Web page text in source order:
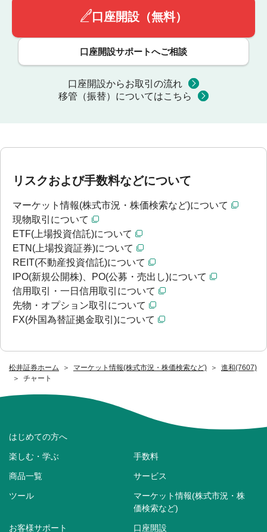
松井証券ホーム マーケット情報(株式市況・株価検索など)
進和(7607)
チャート
口座開設（無料）
口座開設サポートへご相談
口座開設からお取引の流れ
移管（振替）についてはこちら
リスクおよび手数料などについて
マーケット情報(株式市況・株価検索など)について
現物取引について
ETF(上場投資信託)について
ETN(上場投資証券)について
REIT(不動産投資信託)について
IPO(新規公開株)、PO(公募・売出し)について
信用取引・一日信用取引について
先物・オプション取引について
FX(外国為替証拠金取引)について
はじめての方へ
楽しむ・学ぶ 手数料
商品一覧 サービス
ツール
マーケット情報(株式市況・株
価検索など)
お客様サポート 口座開設